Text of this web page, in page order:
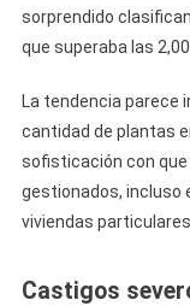
sorprendido
que superaba las
La tendencia parece
cantidad de plantas
sofisticación con
gestionados, incluso
viviendas
Castigos